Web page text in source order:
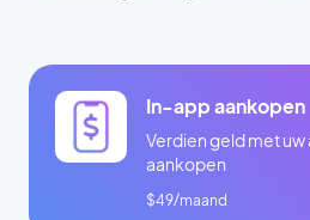
In-app aankopen
Verdien geld met
aankopen
$49/maand